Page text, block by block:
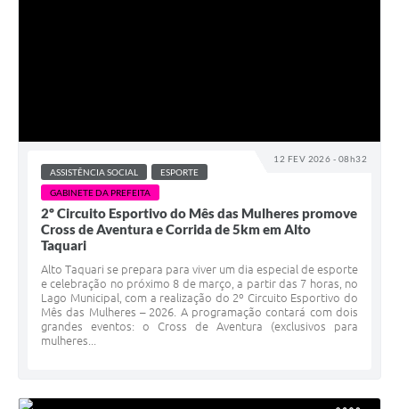
12 FEV 2026 - 08h32
ASSISTÊNCIA SOCIAL
ESPORTE
GABINETE DA PREFEITA
2º Circuito Esportivo do Mês das Mulheres promove
Cross de Aventura e Corrida de 5km em Alto
Taquari
Alto Taquari se prepara para viver um dia especial de esporte
e celebração no próximo 8 de março, a partir das 7 horas, no
Lago Municipal, com a realização do 2º Circuito Esportivo do
Mês das Mulheres – 2026. A programação contará com dois
grandes eventos: o Cross de Aventura (exclusivos para
mulheres...